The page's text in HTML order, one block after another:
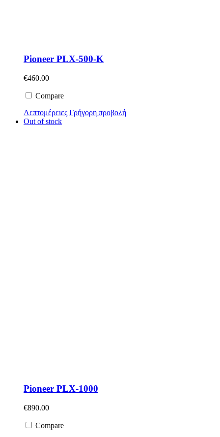
Pioneer PLX-500-K
€460.00
Compare
Λεπτομέρειες Γρήγορη προβολή
Out of stock
Pioneer PLX-1000
€890.00
Compare